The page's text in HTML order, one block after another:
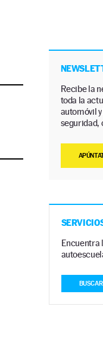
Recibe la
toda la
automóvil
seguridad,
Encuentra
BUSCAR